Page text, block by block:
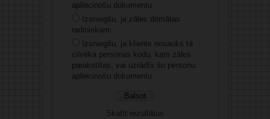
apliecinošu dokumentu.
Izsniegšu, ja zāles domātas
radiniekam.
Izsniegšu, ja klients nosauks tā
cilvēka personas kodu, kam zāles
parakstītas, vai uzrādīs šo personu
apliecinošu dokumentu.
Skatīt rezultātus